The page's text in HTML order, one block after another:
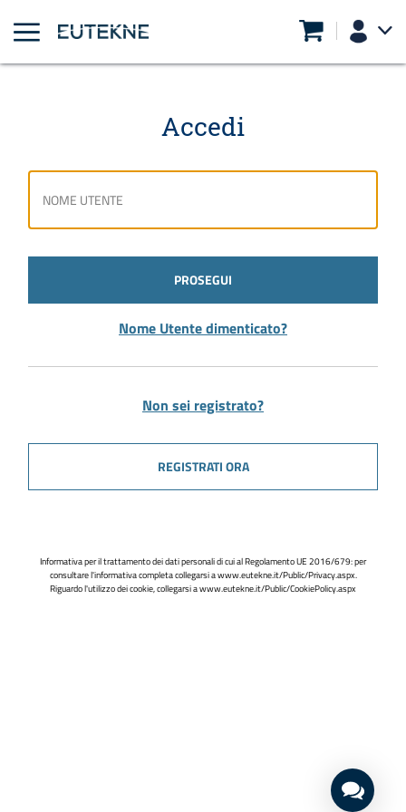
Accedi
PROSEGUI
Nome Utente dimenticato?
Non sei registrato?
REGISTRATI ORA
Informativa per il trattamento dei dati personali di cui al Regolamento UE 2016/679: per
consultare l'informativa completa collegarsi awww.eutekne.it/Public/Privacy.aspx.
Riguardo l'utilizzo dei cookie, collegarsi awww.eutekne.it/Public/CookiePolicy.aspx